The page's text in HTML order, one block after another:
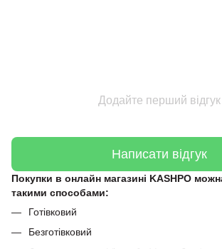
Додайте перший відгук
Написати відгук
Покупки в онлайн магазині KASHPO
такими способами:
Готівковий
Безготівковий